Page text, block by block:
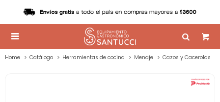

Home Catálogo Herramientas de cocina Menaje Cazos y Cacerolas